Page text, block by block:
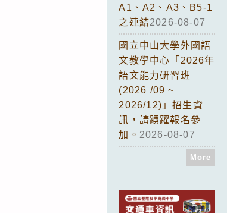
A1、A2、A3、B5-1
之連結2026-08-07
國立中山大學外國語
文教學中心「2026年
語文能力研習班
(2026 /09 ~
2026/12)」招生資
訊，請踴躍報名參
加。 2026-08-07
More